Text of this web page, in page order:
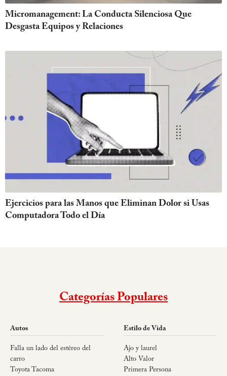
Micromanagement: La Conducta Silenciosa Que
Desgasta Equipos y Relaciones
Ejercicios para las Manos que Eliminan Dolor si Usas
Computadora Todo el Día
Categorías Populares
Autos
Falla un lado del estéreo del
carro
Toyota Tacoma
Estilo de Vida
Ajo y laurel
Alto Valor
Primera Persona